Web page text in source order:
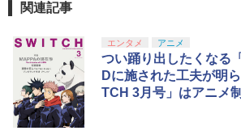
￥6,658
ンラインコード版
￥5,000
5
【純正品】
トローラー(CFI-
￥10,737
5
S5、PS5 Pro、
s X|S 対応の高精度
￥14,141
5
第三章 蛇神 (オリ
関連記事
エンタメ アニメ
つい踊り出したくなる
Dに施された工夫が明
TCH 3月号」はアニメ